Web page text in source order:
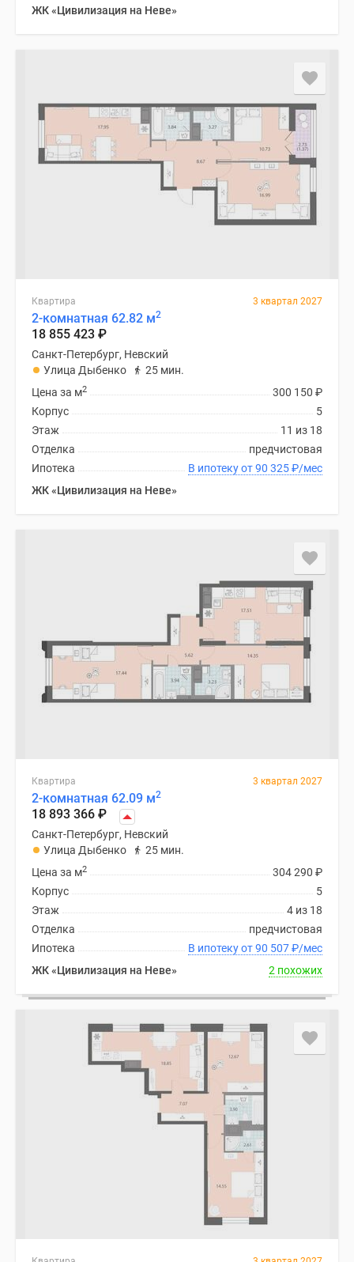
ЖК «Цивилизация на Неве»
Квартира 3 квартал 2027
2-комнатная 62.82 м2
18 855 423 ₽
Санкт-Петербург, Невский
Улица Дыбенко
25 мин.
300 150 ₽
Цена за м2
5
Корпус
11 из 18
Этаж
предчистовая
Отделка
В ипотеку от 90 325₽/мес
Ипотека
ЖК «Цивилизация на Неве»
Квартира 3 квартал 2027
2-комнатная 62.09 м2
18 893 366 ₽
Санкт-Петербург, Невский
Улица Дыбенко
25 мин.
304 290 ₽
Цена за м2
5
Корпус
4 из 18
Этаж
предчистовая
Отделка
В ипотеку от 90 507₽/мес
Ипотека
ЖК «Цивилизация на Неве»
2 похожих